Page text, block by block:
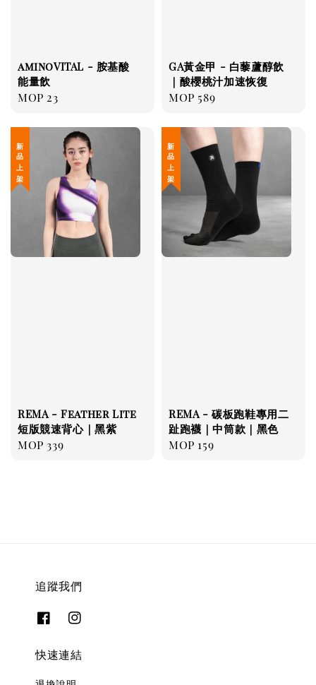
aminoVITAL - 胺基酸
能量飲
Regular
MOP 23
GA黃金甲 - 白藜蘆醇飲
｜酸櫻桃汁加速恢復
Regular
MOP 589
新 品 上 架
REMA - Feather Lite
短版競速背心｜黑紫
Regular
MOP 339
新 品 上 架
REMA - 碳板跑鞋專用二
趾跑襪｜中筒款｜黑色
Regular
MOP 159
追蹤我們
快速連結